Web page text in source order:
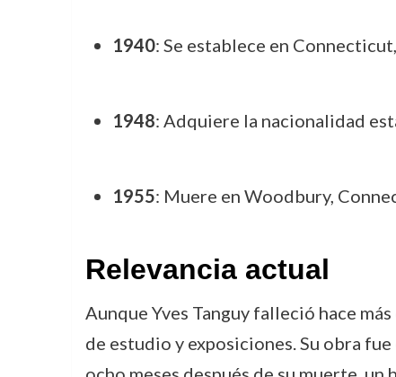
1940: Se establece en
1948: Adquiere la nacionalidad
1955: Muere en Woodbury,
Relevancia actual
Aunque Yves Tanguy falleció hace
de estudio y exposiciones. Su obra